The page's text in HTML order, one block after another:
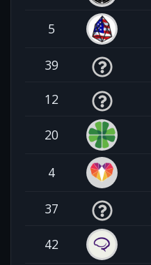
5
39
12
20
4
37
42